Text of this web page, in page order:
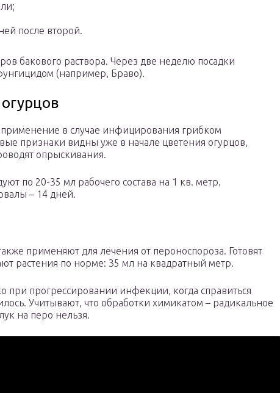
после второй.
бакового раствора. Через две неделю посадки
(например, Браво).
применение в случае инфицирования грибком
признаки видны уже в начале цветения огурцов,
опрыскивания.
по 20-35 мл рабочего состава на 1 кв. метр.
– 14 дней.
применяют для лечения от пероноспороза. Готовят
растения по норме: 35 мл на квадратный метр.
при прогрессировании инфекции, когда справиться
Учитывают, что обработки химикатом – радикальное
на перо нельзя.